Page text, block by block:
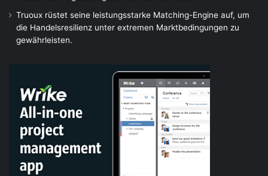
Truoux rüstet seine leistungsstarke Matching-Engine auf, um
die Handelsresilienz unter extremen Marktbedingungen zu
gewährleisten.